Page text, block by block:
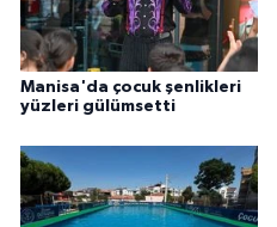
Manisa'da çocuk şenlikleri
yüzleri gülümsetti